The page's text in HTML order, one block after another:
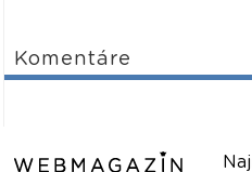
Komentáre